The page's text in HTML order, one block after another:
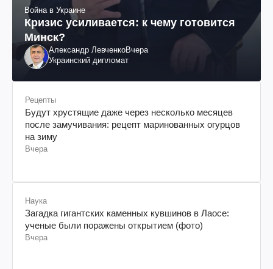
Война в Украине
Кризис усиливается: к чему готовится
Минск?
Александр ЛевченкоВчера
Украинский дипломат
Рецепты
Будут хрустящие даже через несколько месяцев
после замучивания: рецепт маринованных огурцов
на зиму
Вчера
Наука
Загадка гигантских каменных кувшинов в Лаосе:
ученые были поражены открытием (фото)
Вчера